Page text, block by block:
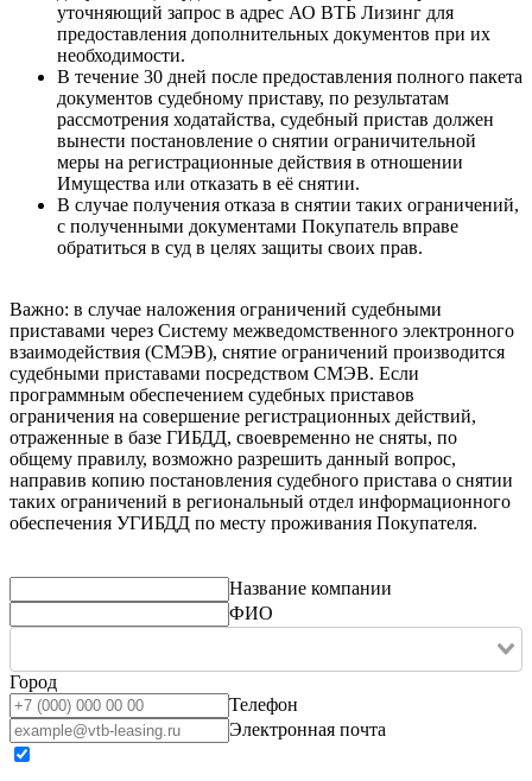
уточняющий запрос в адрес АО ВТБ Лизинг для
предоставления дополнительных документов при их
необходимости.
В течение 30 дней после предоставления полного пакета
документов судебному приставу, по результатам
рассмотрения ходатайства, судебный пристав должен
вынести постановление о снятии ограничительной
меры на регистрационные действия в отношении
Имущества или отказать в её снятии.
В случае получения отказа в снятии таких ограничений,
с полученными документами Покупатель вправе
обратиться в суд в целях защиты своих прав.
Важно: в случае наложения ограничений судебными
приставами через Систему межведомственного электронного
взаимодействия (СМЭВ), снятие ограничений производится
судебными приставами посредством СМЭВ. Если
программным обеспечением судебных приставов
ограничения на совершение регистрационных действий,
отраженные в базе ГИБДД, своевременно не сняты, по
общему правилу, возможно разрешить данный вопрос,
направив копию постановления судебного пристава о снятии
таких ограничений в региональный отдел информационного
обеспечения УГИБДД по месту проживания Покупателя.
Название компании
ФИО
Город
Телефон
Электронная почта